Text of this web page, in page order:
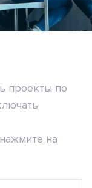
проекты по
на